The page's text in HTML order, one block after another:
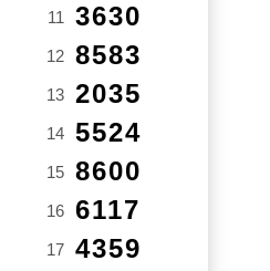
11 3630
12 8583
13 2035
14 5524
15 8600
16 6117
17 4359